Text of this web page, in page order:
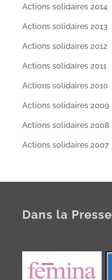
Actions solidaires 2014
Actions solidaires 2013
Actions solidaires 2012
Actions solidaires 2011
Actions solidaires 2010
Actions solidaires 2009
Actions solidaires 2008
Actions solidaires 2007
Dans la Presse